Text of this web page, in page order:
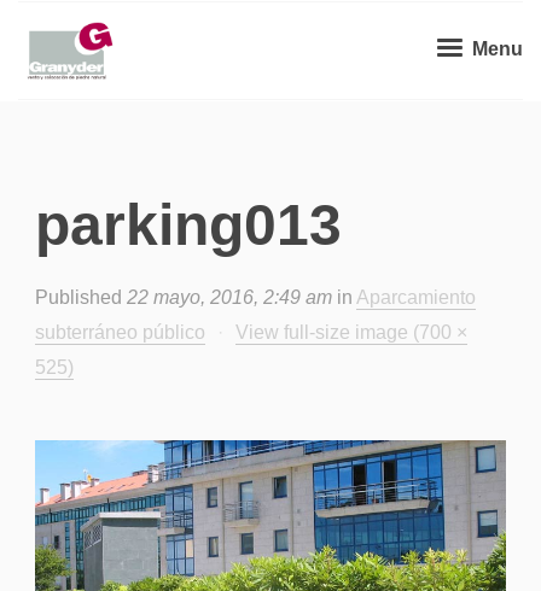
Menu
parking013
Published22 mayo, 2016, 2:49 am in Aparcamiento
subterráneo público
·
View full-size image (700 ×
525)